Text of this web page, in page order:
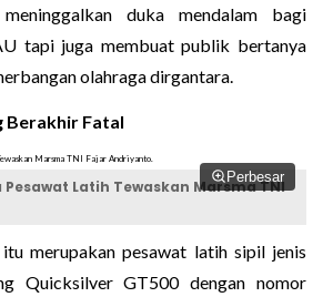
duka mendalam bagi
tapi juga membuat publik bertanya
olahraga dirgantara.
Berakhir Fatal
Perbesar
Latih Tewaskan Marsma TNI
merupakan pesawat latih sipil jenis
Quicksilver GT500 dengan nomor